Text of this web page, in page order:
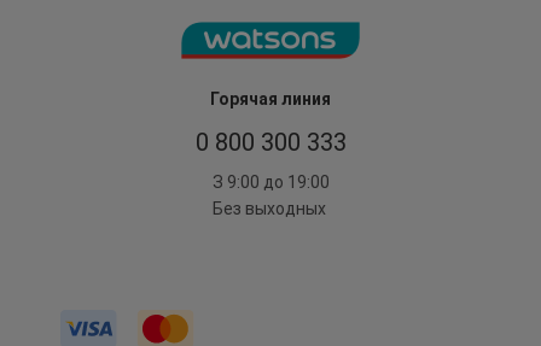
Горячая линия
0 800 300 333
З 9:00 до 19:00
Без выходных